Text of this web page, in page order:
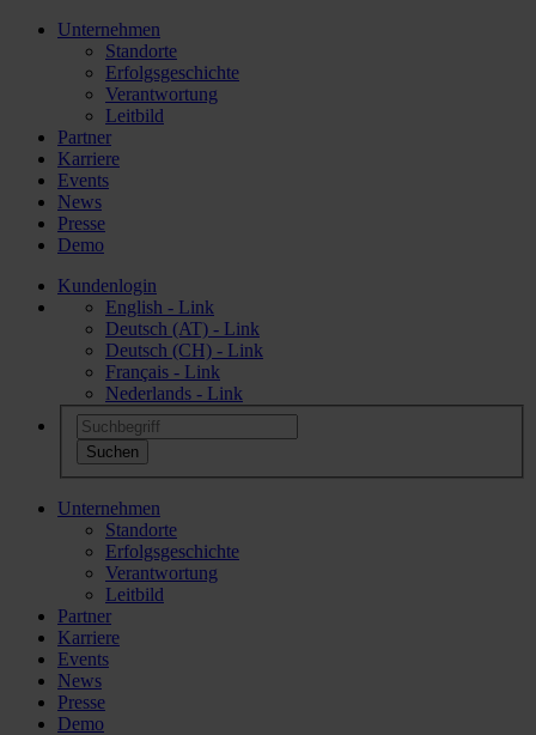
Unternehmen
Standorte
Erfolgsgeschichte
Verantwortung
Leitbild
Partner
Karriere
Events
News
Presse
Demo
Kundenlogin
English - Link
Deutsch (AT) - Link
Deutsch (CH) - Link
Français - Link
Nederlands - Link
Unternehmen
Standorte
Erfolgsgeschichte
Verantwortung
Leitbild
Partner
Karriere
Events
News
Presse
Demo